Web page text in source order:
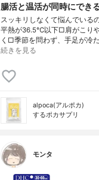
腸活と温活が同時にでき
スッキリしなくて悩んでいる
平熱が36.5℃以下□肩がこり
く□季節を問わず、手足が冷
続きを見る
alpoca(アルポカ)
するポカサプリ
モンタ